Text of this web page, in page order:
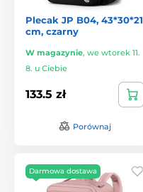
Plecak JP B04, 43*30*21
cm, czarny
W magazynie, we wtorek 11.
8. u Ciebie
133.5 zł
Porównaj
Darmowa dostawa